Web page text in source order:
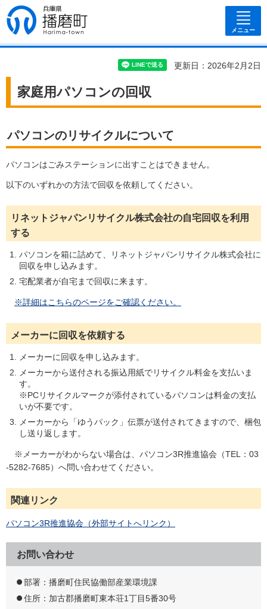
兵庫県 播磨
町
メニュー
更新日：2026年2月2日
家庭用パソコンの回収
パソコンのリサイクルについて
パソコンはごみステーションに出すことはできません。
以下のいずれかの方法で回収を依頼してください。
リネットジャパンリサイクル株式会社の自宅回収を利用
する
パソコンを箱に詰めて、リネットジャパンリサイクル株式会社に
回収を申し込みます。
宅配業者が自宅まで回収に来ます。
※詳細はこちらのページをご確認ください。
メーカーに回収を依頼する
メーカーに回収を申し込みます。
メーカーから送付される振込用紙でリサイクル料金を支払いま
す。
※PCリサイクルマークが添付されているパソコンは料金の支払
いが不要です。
メーカーから「ゆうパック」伝票が送付されてきますので、梱包
し送り返します。
※メーカーがわからない場合は、パソコン3R推進協会（TEL：03
-5282-7685）へ問い合わせてください。
関連リンク
パソコン3R推進協会（外部サイトへリンク）
お問い合わせ
部署：播磨町住民協働部産業環境課
住所：加古郡播磨町東本荘1丁目5番30号